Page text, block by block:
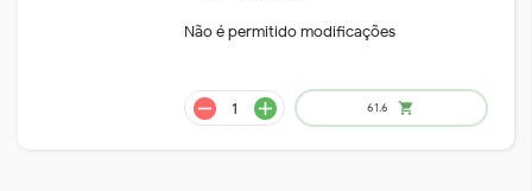
Não é permitido modificações